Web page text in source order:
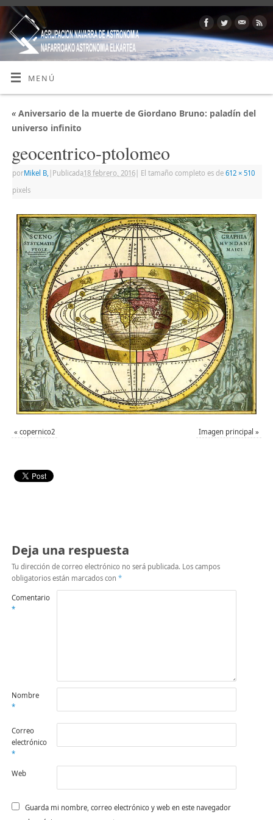
MENÚ
«Aniversario de la muerte de Giordano Bruno: paladín del
universo infinito
geocentrico-ptolomeo
porMikel B, Publicada18 febrero, 2016| El tamaño completo es de 612 × 510
pixels
« copernico2 Imagen principal »
Deja una respuesta
Tu dirección de correo electrónico no será publicada. Los campos
obligatorios están marcados con *
Comentario
*
Nombre
*
Correo
electrónico
*
Web
Guarda mi nombre, correo electrónico y web en este navegador